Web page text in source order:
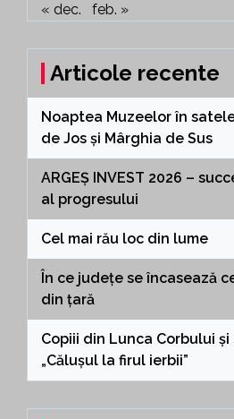
« dec. feb. »
Articole recente
Noaptea Muzeelor în
de Jos și Mârghia de Sus
ARGEȘ INVEST 2026 –
al progresului
Cel mai rău loc din lume
În ce județe se încasează
din țară
Copiii din Lunca Corbului
„Călușul la firul ierbii”